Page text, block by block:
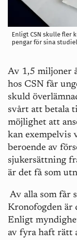
Enligt CSN skulle
pengar för sina
Av 1,5 miljoner
hos CSN får
skuld
svårt att betala
möjlighet att
kan exempelvis
beroende av
sjukersättning
är det få som
Av alla som får
Kronofogden är
Enligt
av fyra haft rätt